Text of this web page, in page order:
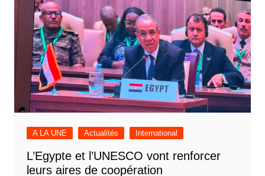
A LA UNE Actualités International
L’Egypte et l’UNESCO vont renforcer
leurs aires de coopération